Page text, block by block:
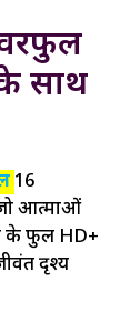
साथ
16
आत्माओं
के फुल HD+
दृश्य